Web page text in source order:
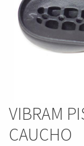
VIBRAM
CAUCHO